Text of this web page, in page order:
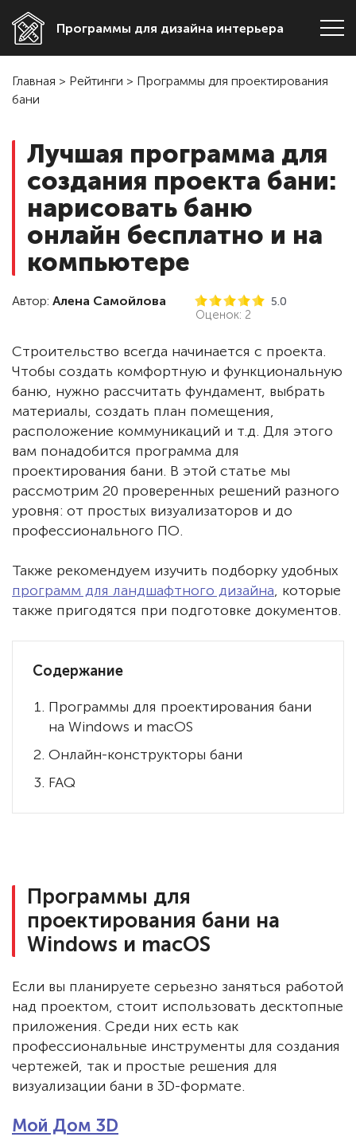
Программы для дизайна интерьера
Главная > Рейтинги > Программы для проектирования
бани
Лучшая программа для
создания проекта бани:
нарисовать баню
онлайн бесплатно и на
компьютере
Автор: Алена Самойлова 5.0
Оценок: 2
Строительство всегда начинается с проекта.
Чтобы создать комфортную и функциональную
баню, нужно рассчитать фундамент, выбрать
материалы, создать план помещения,
расположение коммуникаций и т.д. Для этого
вам понадобится программа для
проектирования бани. В этой статье мы
рассмотрим 20 проверенных решений разного
уровня: от простых визуализаторов и до
профессионального ПО.
Также рекомендуем изучить подборку удобных
программ для ландшафтного дизайна, которые
также пригодятся при подготовке документов.
Содержание
Программы для проектирования бани
на Windows и macOS
Онлайн-конструкторы бани
FAQ
Программы для
проектирования бани на
Windows и macOS
Если вы планируете серьезно заняться работой
над проектом, стоит использовать десктопные
приложения. Среди них есть как
профессиональные инструменты для создания
чертежей, так и простые решения для
визуализации бани в 3D-формате.
Мой Дом 3D